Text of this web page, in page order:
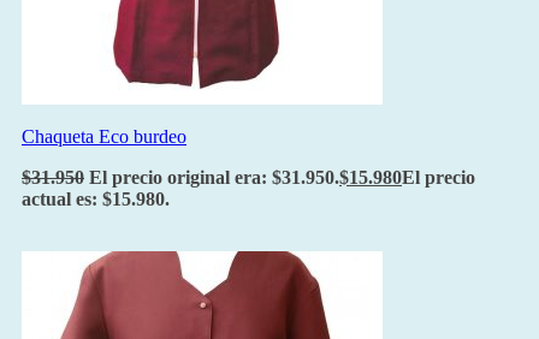
Chaqueta Eco burdeo
$31.950 El precio original era: $31.950.$15.980El precio
actual es: $15.980.